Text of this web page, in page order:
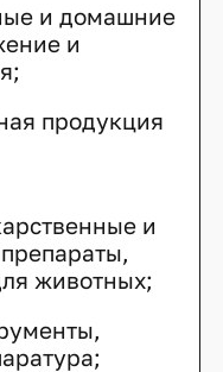
и домашние
и
продукция
и
животных;